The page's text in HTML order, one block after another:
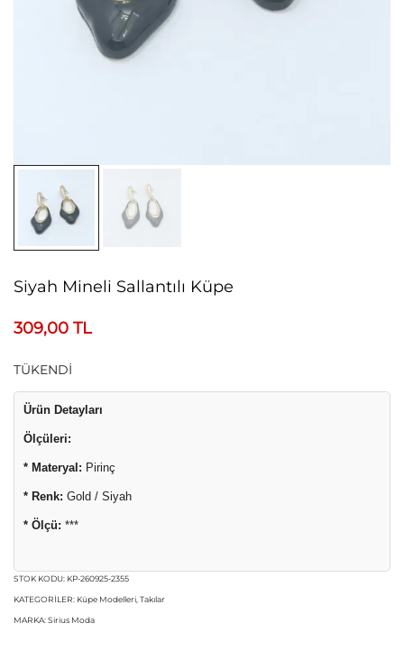
Siyah Mineli Sallantılı Küpe
309,00 TL
TÜKENDİ
Ürün Detayları
Ölçüleri:
* Materyal: Pirinç
* Renk: Gold / Siyah
* Ölçü: ***
STOK KODU: KP-260925-2355
KATEGORILER: Küpe Modelleri Takılar
MARKA:Sirius Moda